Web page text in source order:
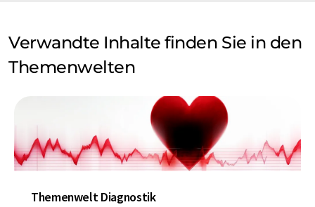
Verwandte Inhalte finden Sie in den
Themenwelten
Themenwelt Diagnostik